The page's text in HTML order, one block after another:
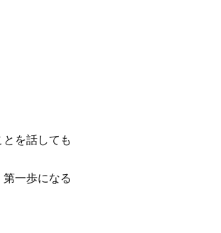
を話しても
一歩になる